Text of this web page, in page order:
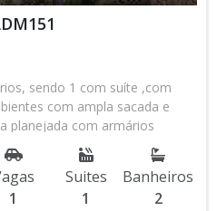
sendo 1 com suíte ,com
com ampla sacada e
planejada com armários
social. Apto Amplo e
para a praça com arborização.
escolas , mercados ,
. Òtima Localização . Prédio
1
Suites
1
Banheiros
2